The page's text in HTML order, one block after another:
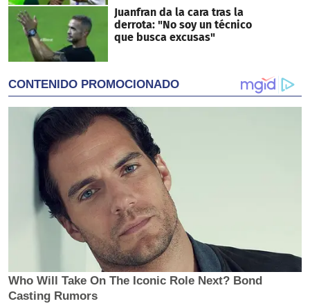
Juanfran da la cara tras la
derrota: "No soy un técnico
que busca excusas"